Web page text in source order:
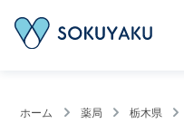
ホーム 薬局 栃木県